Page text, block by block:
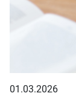
01.03.2026